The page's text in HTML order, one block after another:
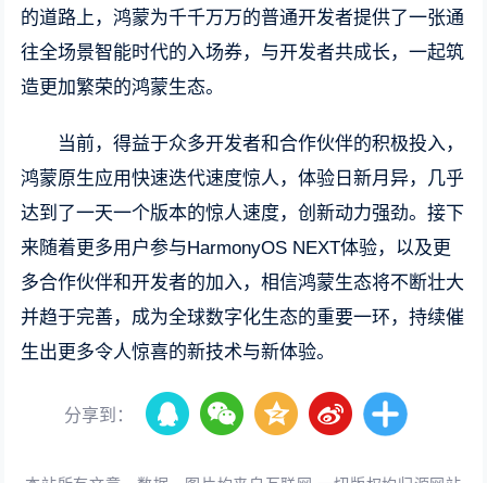
的道路上，鸿蒙为千千万万的普通开发者提供了一张通
往全场景智能时代的入场券，与开发者共成长，一起筑
造更加繁荣的鸿蒙生态。
当前，得益于众多开发者和合作伙伴的积极投入，
鸿蒙原生应用快速迭代速度惊人，体验日新月异，几乎
达到了一天一个版本的惊人速度，创新动力强劲。接下
来随着更多用户参与HarmonyOS NEXT体验，以及更
多合作伙伴和开发者的加入，相信鸿蒙生态将不断壮大
并趋于完善，成为全球数字化生态的重要一环，持续催
生出更多令人惊喜的新技术与新体验。
分享到：